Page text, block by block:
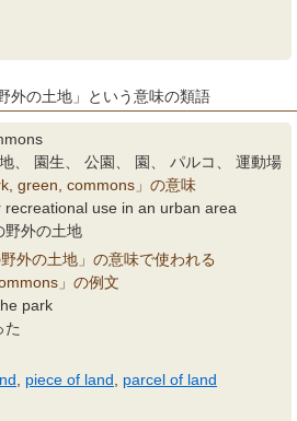
外の土地」という意味の類語
、 園生、 公園、 園、 パルコ、 運動場
green, commons」の意味
use in an urban area
野外の土地
外の土地」の意味で使われる
」の例文
park
た
piece of land
parcel of land